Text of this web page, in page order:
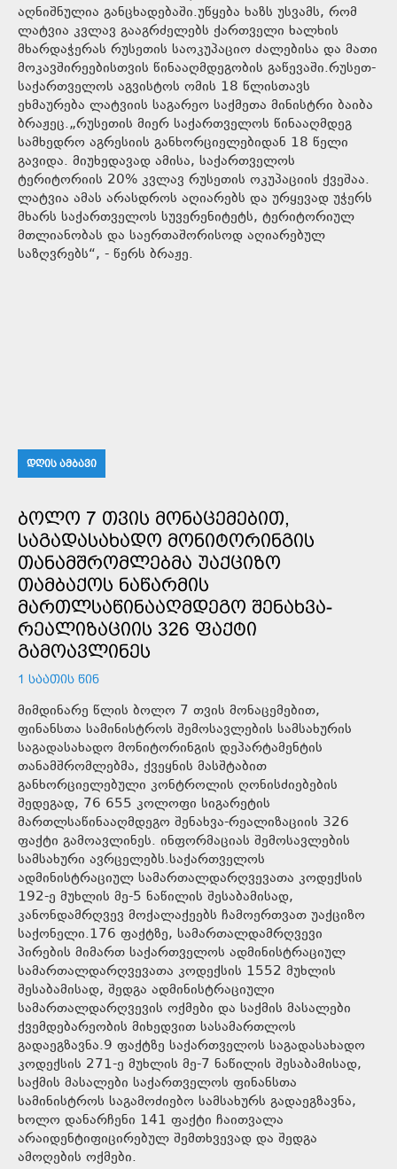
აღნიშნულია განცხადებაში.უწყება ხაზს უსვამს, რომ
ლატვია კვლავ გააგრძელებს ქართველი ხალხის
მხარდაჭერას რუსეთის საოკუპაციო ძალებისა და მათი
მოკავშირეებისთვის წინააღმდეგობის გაწევაში.რუსეთ-
საქართველოს აგვისტოს ომის 18 წლისთავს
ეხმაურება ლატვიის საგარეო საქმეთა მინისტრი ბაიბა
ბრაჟეც.„რუსეთის მიერ საქართველოს წინააღმდეგ
სამხედრო აგრესიის განხორციელებიდან 18 წელი
გავიდა. მიუხედავად ამისა, საქართველოს
ტერიტორიის 20% კვლავ რუსეთის ოკუპაციის ქვეშაა.
ლატვია ამას არასდროს აღიარებს და ურყევად უჭერს
მხარს საქართველოს სუვერენიტეტს, ტერიტორიულ
მთლიანობას და საერთაშორისოდ აღიარებულ
საზღვრებს“, - წერს ბრაჟე.
ᲓᲦᲘᲡ ᲐᲛᲑᲐᲕᲘ
ᲑᲝᲚᲝ 7 ᲗᲕᲘᲡ ᲛᲝᲜᲐᲪᲔᲛᲔᲑᲘᲗ,
ᲡᲐᲒᲐᲓᲐᲡᲐᲮᲐᲓᲝ ᲛᲝᲜᲘᲢᲝᲠᲘᲜᲒᲘᲡ
ᲗᲐᲜᲐᲛᲨᲠᲝᲛᲚᲔᲑᲛᲐ ᲣᲐᲥᲪᲘᲖᲝ
ᲗᲐᲛᲑᲐᲥᲝᲡ ᲜᲐᲬᲐᲠᲛᲘᲡ
ᲛᲐᲠᲗᲚᲡᲐᲬᲘᲜᲐᲐᲦᲛᲓᲔᲒᲝ ᲨᲔᲜᲐᲮᲕᲐ-
ᲠᲔᲐᲚᲘᲖᲐᲪᲘᲘᲡ 326 ᲤᲐᲥᲢᲘ
ᲒᲐᲛᲝᲐᲕᲚᲘᲜᲔᲡ
1 ᲡᲐᲐᲗᲘᲡ ᲬᲘᲜ
მიმდინარე წლის ბოლო 7 თვის მონაცემებით,
ფინანსთა სამინისტროს შემოსავლების სამსახურის
საგადასახადო მონიტორინგის დეპარტამენტის
თანამშრომლებმა, ქვეყნის მასშტაბით
განხორციელებული კონტროლის ღონისძიებების
შედეგად, 76 655 კოლოფი სიგარეტის
მართლსაწინააღმდეგო შენახვა-რეალიზაციის 326
ფაქტი გამოავლინეს. ინფორმაციას შემოსავლების
სამსახური ავრცელებს.საქართველოს
ადმინისტრაციულ სამართალდარღვევათა კოდექსის
192-ე მუხლის მე-5 ნაწილის შესაბამისად,
კანონდამრღვევ მოქალაქეებს ჩამოერთვათ უაქციზო
საქონელი.176 ფაქტზე, სამართალდამრღვევი
პირების მიმართ საქართველოს ადმინისტრაციულ
სამართალდარღვევათა კოდექსის 1552 მუხლის
შესაბამისად, შედგა ადმინისტრაციული
სამართალდარღვევის ოქმები და საქმის მასალები
ქვემდებარეობის მიხედვით სასამართლოს
გადაეგზავნა.9 ფაქტზე საქართველოს საგადასახადო
კოდექსის 271-ე მუხლის მე-7 ნაწილის შესაბამისად,
საქმის მასალები საქართველოს ფინანსთა
სამინისტროს საგამოძიებო სამსახურს გადაეგზავნა,
ხოლო დანარჩენი 141 ფაქტი ჩაითვალა
არაიდენტიფიცირებულ შემთხვევად და შედგა
ამოღების ოქმები.